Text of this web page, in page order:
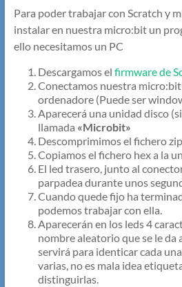
Para poder trabajar con Scratch y
instalar en nuestra micro:bit un
ello necesitamos un PC
Descargamos el firmware de
Conectamos nuestra micro:bit
ordenadore (Puede ser
Aparecerá una unidad disco
llamada «Microbit»
Descomprimimos el fichero zip
Copiamos el fichero hex a la
El led trasero, junto al
parpadea durante unos
Cuando quede fijo ha
podemos trabajar con ella.
Aparecerán en los leds 4
nombre aleatorio que se le da
servirá para identicar cada
varias, no es mala idea
distinguirlas.